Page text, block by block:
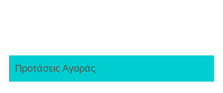
Προτάσεις Αγοράς